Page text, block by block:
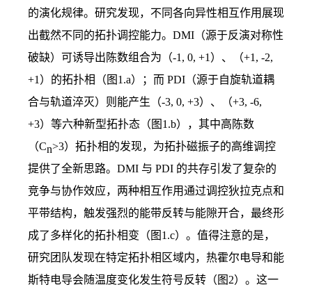
的演化规律。研究发现，不同各向异性相互作用展现
出截然不同的拓扑调控能力。 DMI （源于反演对称性
破缺）可诱导出陈数组合为（-1, 0, +1 ）、（+1, -2,
+1 ）的拓扑相（图 1.a）；而 PDI （源于自旋轨道耦
合与轨道淬灭）则能产生（-3, 0, +3）、（+3, -6,
+3）等六种新型拓扑态（图 1.b），其中高陈数
（Cn>3）拓扑相的发现，为拓扑磁振子的高维调控
提供了全新思路。 DMI 与 PDI 的共存引发了复杂的
竞争与协作效应，两种相互作用通过调控狄拉克点和
平带结构，触发强烈的能带反转与能隙开合，最终形
成了多样化的拓扑相变（图 1.c）。 值得注意的是，
研究团队发现在特定拓扑相区域内，热霍尔电导和能
斯特电导会随温度变化发生符号反转（图 2）。这一